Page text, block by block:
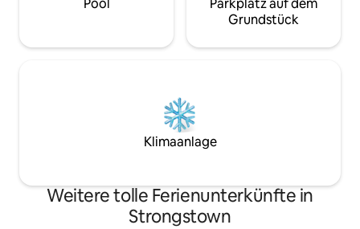
Grundstück
Klimaanlage
Weitere tolle Ferienunterkünfte in
Strongstown